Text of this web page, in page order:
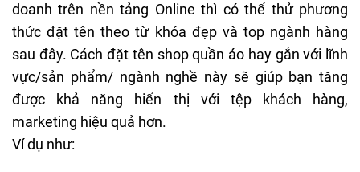
doanh trên nền tảng Online thì có thể thử phương
thức đặt tên theo từ khóa đẹp và top ngành hàng
sau đây. Cách đặt tên shop quần áo hay gắn với lĩnh
vực/sản phẩm/ ngành nghề này sẽ giúp bạn tăng
được khả năng hiển thị với tệp khách hàng,
marketing hiệu quả hơn.
Ví dụ như: